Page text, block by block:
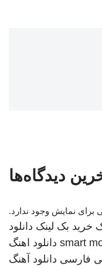
دیدگاه‌ها
برای نمایش وجود ندارد.
خرید بک لینک دانلود
smart دانلود اهنگ
فارسی دانلود آهنگ